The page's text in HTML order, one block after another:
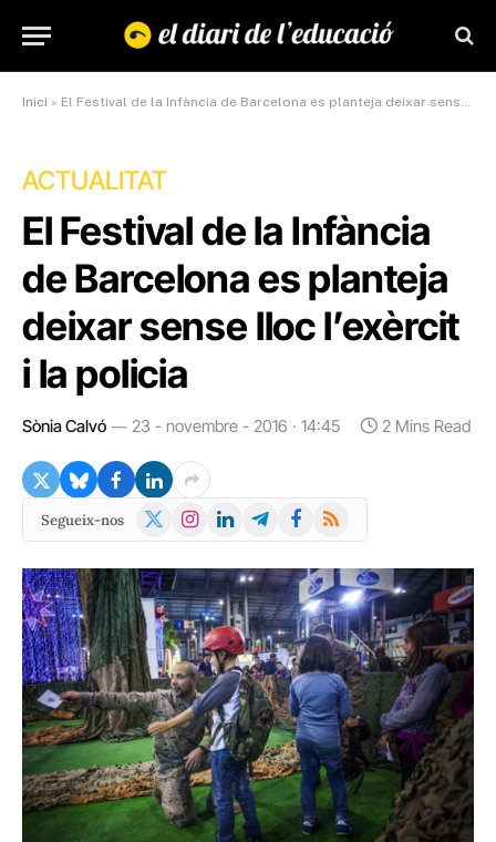
Inici » El Festival de la Infància de Barcelona es planteja deixar sense lloc l’exèrcit i la policia
ACTUALITAT
El Festival de la Infància
de Barcelona es planteja
deixar sense lloc l’exèrcit
i la policia
Sònia Calvó 23 - novembre - 2016 · 14:45 2 Mins Read
Segueix-nos
X
Instagram
LinkedInTelegramFacebook
RSS